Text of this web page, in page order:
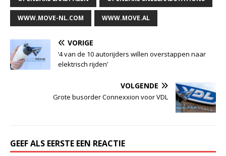
WWW.MOVE-NL.COM WWW.MOVE.AL
VORIGE
‘4 van de 10 autorijders willen overstappen naar
elektrisch rijden’
VOLGENDE
Grote busorder Connexxion voor VDL
GEEF ALS EERSTE EEN REACTIE